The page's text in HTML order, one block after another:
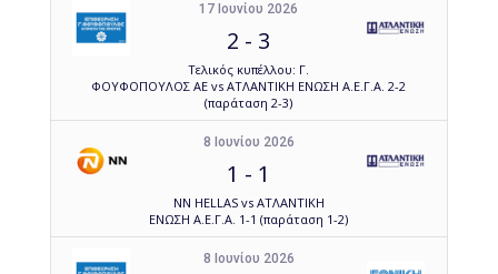
17 Ιουνίου 2026
2 - 3
Τελικός κυπέλλου: Γ.
ΦΟΥΦΟΠΟΥΛΟΣ ΑΕ vs ΑΤΛΑΝΤΙΚΗ ΕΝΩΣΗ Α.Ε.Γ.Α. 2-2
(παράταση 2-3)
8 Ιουνίου 2026
1 - 1
NN HELLAS vs ΑΤΛΑΝΤΙΚΗ
ΕΝΩΣΗ Α.Ε.Γ.Α. 1-1 (παράταση 1-2)
8 Ιουνίου 2026